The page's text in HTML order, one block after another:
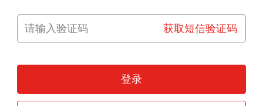
获取短信验证码
登录